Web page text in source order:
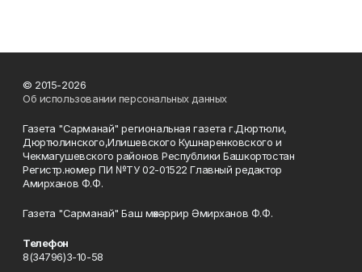
© 2015-2026
Об использовании персональных данных
Газета "Сарманай" региональная газета г.Дюртюли,
Дюртюлинского,Илишевского Кушнаренковского и
Чекмагушевского районов Республики Башкортостан
Регистр.номер ПИ №ТУ 02-01522 Главный редактор
Амирханов Ф.Ф.
Газета "Сарманай" Баш мөхәррир Әмирханов Ф.Ф.
Телефон
8(34796)3-10-58